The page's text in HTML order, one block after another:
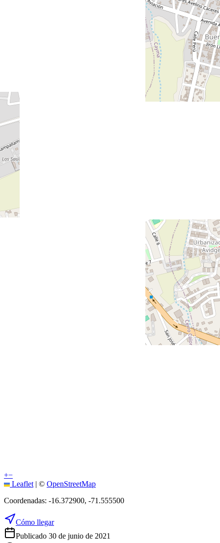
+−
Leaflet | © OpenStreetMap
Coordenadas: -16.372900, -71.555500
Cómo llegar
Publicado 30 de junio de 2021